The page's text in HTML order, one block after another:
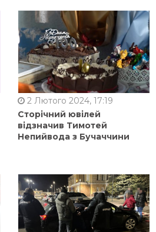
2 Лютого 2024, 17:19
Сторічний ювілей
відзначив Тимотей
Непийвода з Бучаччини